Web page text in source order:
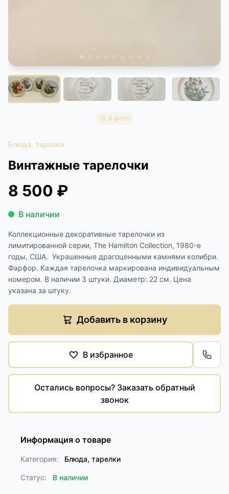
9 фото
Блюда, тарелки
Винтажные тарелочки
8 500 ₽
В наличии
Коллекционные декоративные тарелочки из
лимитированной серии, The Hamilton Collection, 1980-е
годы, США. Украшенные драгоценными камнями колибри.
Фарфор. Каждая тарелочка маркирована индивидуальным
номером. В наличии 3 штуки. Диаметр: 22 см. Цена
указана за штуку.
Добавить в корзину
В избранное
Остались вопросы? Заказать обратный
звонок
Информация о товаре
Категория: Блюда, тарелки
Статус: В наличии